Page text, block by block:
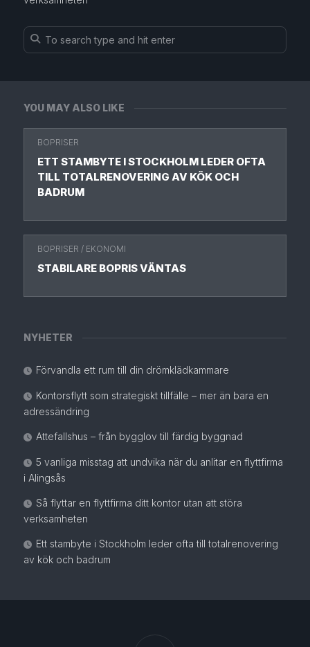
YOU MAY ALSO LIKE
BOPRISER
ETT STAMBYTE I STOCKHOLM LEDER OFTA
TILL TOTALRENOVERING AV KÖK OCH
BADRUM
BOPRISER / EKONOMI
STABILARE BOPRIS VÄNTAS
NYHETER
Förvandla ett rum till din drömklädkammare
Kontorsflytt som strategiskt tillfälle – mer än bara en
adressändring
Attefallshus – från bygglov till färdig byggnad
5 vanliga misstag att undvika när du anlitar en flyttfirma
i Alingsås
Så flyttar en flyttfirma ditt kontor utan att störa
verksamheten
Ett stambyte i Stockholm leder ofta till totalrenovering
av kök och badrum